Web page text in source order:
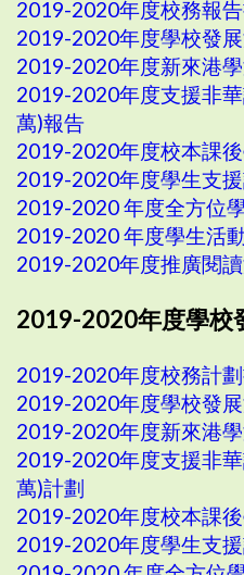
2019-2020年度校務報
2019-2020年度學校發
2019-2020年度新來港
2019-2020年度支援非
萬)報告
2019-2020年度校本課
2019-2020年度學生支
2019-2020 年度全方位
2019-2020 年度學生活
2019-2020年度推廣閱
2019-2020年度學校
2019-2020年度校務計
2019-2020年度學校發
2019-2020年度新來港
2019-2020年度支援非
萬)計劃
2019-2020年度校本課
2019-2020年度學生支